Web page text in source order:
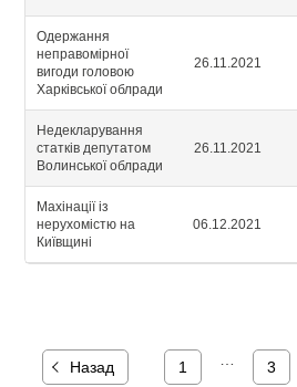
Одержання
неправомірної
вигоди головою
Харківської облради
26.11.2021
Недекларування
статків депутатом
Волинської облради
26.11.2021
Махінації із
нерухомістю на
Київщині
06.12.2021
Назад 1 3